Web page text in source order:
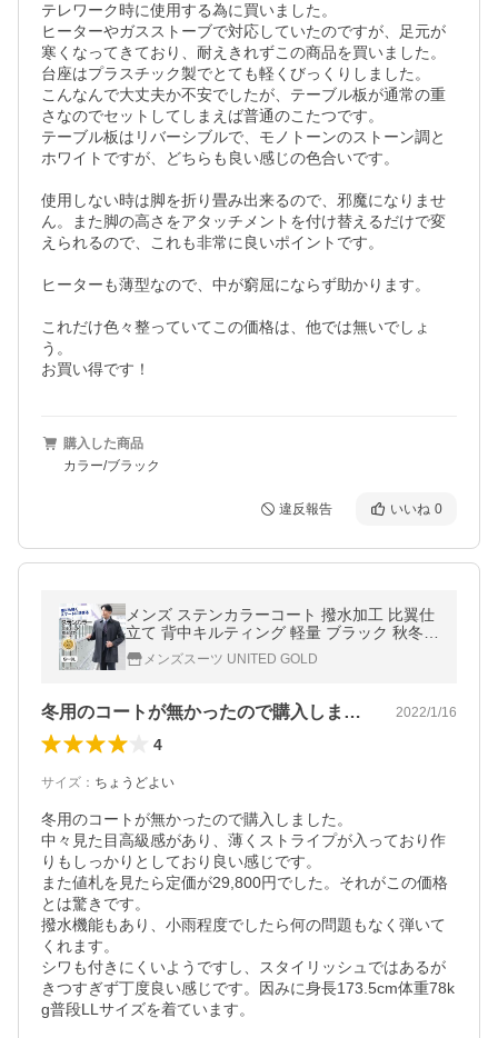
テレワーク時に使用する為に買いました。
ヒーターやガスストーブで対応していたのですが、足元が
寒くなってきており、耐えきれずこの商品を買いました。
台座はプラスチック製でとても軽くびっくりしました。
こんなんで大丈夫か不安でしたが、テーブル板が通常の重
さなのでセットしてしまえば普通のこたつです。
テーブル板はリバーシブルで、モノトーンのストーン調と
ホワイトですが、どちらも良い感じの色合いです。
使用しない時は脚を折り畳み出来るので、邪魔になりませ
ん。また脚の高さをアタッチメントを付け替えるだけで変
えられるので、これも非常に良いポイントです。
ヒーターも薄型なので、中が窮屈にならず助かります。
これだけ色々整っていてこの価格は、他では無いでしょ
う。
お買い得です！
購入した商品
カラー/ブラック
違反報告 いいね 0
メンズ ステンカラーコート 撥水加工 比翼仕
立て 背中キルティング 軽量 ブラック 秋冬春
通勤 通学 オンオフ兼用 紳士 コート 超PayP
ay祭メンズスーツ UNITED GOLD
冬用のコートが無かったので購入しました… 2022/1/16
4
サイズ ： ちょうどよい
冬用のコートが無かったので購入しました。
中々見た目高級感があり、薄くストライプが入っており作
りもしっかりとしており良い感じです。
また値札を見たら定価が29,800円でした。それがこの価格
とは驚きです。
撥水機能もあり、小雨程度でしたら何の問題もなく弾いて
くれます。
シワも付きにくいようですし、スタイリッシュではあるが
きつすぎず丁度良い感じです。因みに身長173.5cm体重78k
g普段LLサイズを着ています。